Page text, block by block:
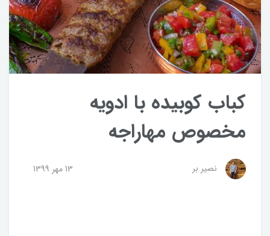
کباب کوبیده با ادویه
مخصوص مهاراجه
نصیر بر 13 مهر 1399